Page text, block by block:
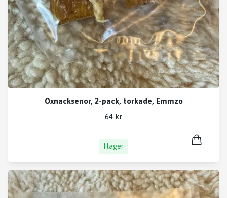
Oxnacksenor, 2-pack, torkade, Emmzo
64 kr
I lager